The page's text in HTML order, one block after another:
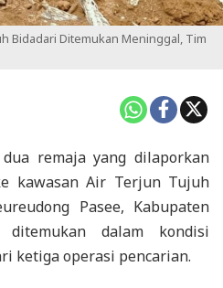
Bidadari Ditemukan Meninggal, Tim
remaja yang dilaporkan
kawasan Air Terjun Tujuh
Pasee, Kabupaten
dalam kondisi
ketiga operasi pencarian.